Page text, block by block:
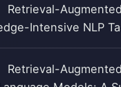
Retrieval-
Intensive NLP
Retrieval-